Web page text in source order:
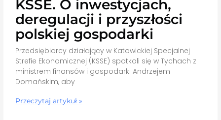
KSSE. O inwestycjach,
deregulacji i przyszłości
polskiej gospodarki
Przedsiębiorcy działający w Katowickiej Specjalnej
Strefie Ekonomicznej (KSSE) spotkali się w Tychach z
ministrem finansów i gospodarki Andrzejem
Domańskim, aby
Przeczytaj artykuł »